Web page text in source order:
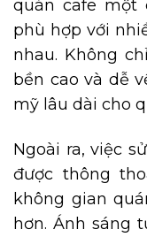
quán cafe một
phù hợp với
nhau. Không
bền cao và dễ
mỹ lâu dài cho
Ngoài ra, việc
được thông
không gian
hơn. Ánh sáng